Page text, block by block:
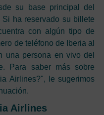
su base principal del
Si ha reservado su billete
con algún tipo de
de teléfono de Iberia al
una persona en vivo del
Para saber más sobre
Airlines?", le sugerimos
Airlines